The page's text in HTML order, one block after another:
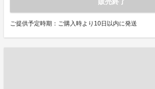
ご提供予定時期：ご購入時より10日以内に発送